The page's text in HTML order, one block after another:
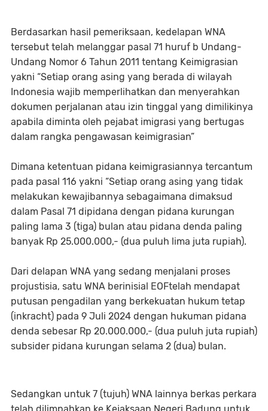
Berdasarkan hasil pemeriksaan, kedelapan WNA
tersebut telah melanggar pasal 71 huruf b Undang-
Undang Nomor 6 Tahun 2011 tentang Keimigrasian
yakni “Setiap orang asing yang berada di wilayah
Indonesia wajib memperlihatkan dan menyerahkan
dokumen perjalanan atau izin tinggal yang dimilikinya
apabila diminta oleh pejabat imigrasi yang bertugas
dalam rangka pengawasan keimigrasian”
Dimana ketentuan pidana keimigrasiannya tercantum
pada pasal 116 yakni “Setiap orang asing yang tidak
melakukan kewajibannya sebagaimana dimaksud
dalam Pasal 71 dipidana dengan pidana kurungan
paling lama 3 (tiga) bulan atau pidana denda paling
banyak Rp 25.000.000,- (dua puluh lima juta rupiah).
Dari delapan WNA yang sedang menjalani proses
projustisia, satu WNA berinisial EOFtelah mendapat
putusan pengadilan yang berkekuatan hukum tetap
(inkracht) pada 9 Juli 2024 dengan hukuman pidana
denda sebesar Rp 20.000.000,- (dua puluh juta rupiah)
subsider pidana kurungan selama 2 (dua) bulan.
Sedangkan untuk 7 (tujuh) WNA lainnya berkas perkara